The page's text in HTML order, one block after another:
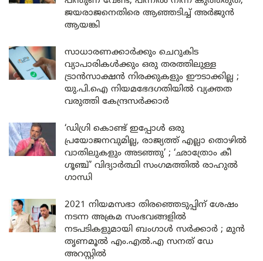
ജയരാജനെതിരെ ആഞ്ഞടിച്ച് അർജുൻ
ആയങ്കി
സാധാരണക്കാർക്കും ചെറുകിട
വ്യാപാരികൾക്കും ഒരു തരത്തിലുള്ള
ട്രാൻസാക്ഷൻ നിരക്കുകളും ഈടാക്കില്ല ;
യു.പി.ഐ നിയമഭേദഗതിയിൽ വ്യക്തത
വരുത്തി കേന്ദ്രസർക്കാർ
‘ഡിഗ്രി കൊണ്ട് ഇപ്പോൾ ഒരു
പ്രയോജനവുമില്ല, രാജ്യത്ത് എല്ലാ തൊഴിൽ
വാതിലുകളും അടഞ്ഞു’ ; ‘ഛാത്രോം കീ
ഗൂഞ്ച്’ വിദ്യാർത്ഥി സംഗമത്തിൽ രാഹുൽ
ഗാന്ധി
2021 നിയമസഭാ തിരഞ്ഞെടുപ്പിന് ശേഷം
നടന്ന അക്രമ സംഭവങ്ങളിൽ
നടപടികളുമായി ബംഗാൾ സർക്കാർ ; മുൻ
തൃണമൂൽ എം.എൽ.എ സനത് ഡേ
അറസ്റ്റിൽ